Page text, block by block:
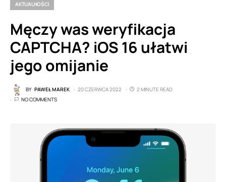
AKTUALNOŚCI
Męczy was weryfikacja
CAPTCHA? iOS 16 ułatwi
jego omijanie
BY PAWEŁ MAREK 20 CZERWCA 2022
2 MINUTE READ
NO COMMENTS